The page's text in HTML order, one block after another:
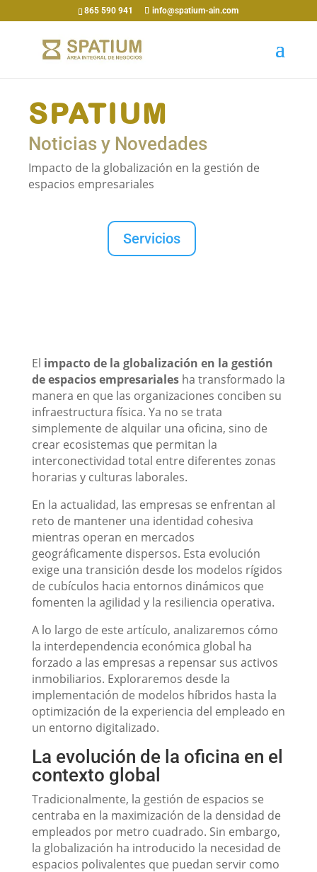
865 590 941 info@spatium-ain.com
SPATIUM
Noticias y Novedades
Impacto de la globalización en la gestión de
espacios empresariales
Servicios
El impacto de la globalización en la gestión
de espacios empresarialesha transformado la
manera en que las organizaciones conciben su
infraestructura física. Ya no se trata
simplemente de alquilar una oficina, sino de
crear ecosistemas que permitan la
interconectividad total entre diferentes zonas
horarias y culturas laborales.
En la actualidad, las empresas se enfrentan al
reto de mantener una identidad cohesiva
mientras operan en mercados
geográficamente dispersos. Esta evolución
exige una transición desde los modelos rígidos
de cubículos hacia entornos dinámicos que
fomenten la agilidad y la resiliencia operativa.
A lo largo de este artículo, analizaremos cómo
la interdependencia económica global ha
forzado a las empresas a repensar sus activos
inmobiliarios. Exploraremos desde la
implementación de modelos híbridos hasta la
optimización de la experiencia del empleado en
un entorno digitalizado.
La evolución de la oficina en el
contexto global
Tradicionalmente, la gestión de espacios se
centraba en la maximización de la densidad de
empleados por metro cuadrado. Sin embargo,
la globalización ha introducido la necesidad de
espacios polivalentes que puedan servir como